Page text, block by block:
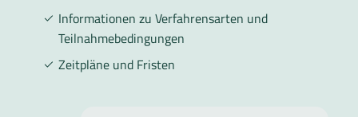
Informationen zu Verfahrensarten und
Teilnahmebedingungen
Zeitpläne und Fristen